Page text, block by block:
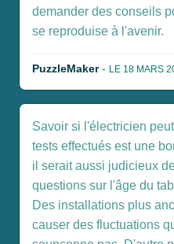
demander des conseils
se reproduise à l'avenir.
PuzzleMaker- LE 18 MARS
Savoir si l'électricien
tests effectués est une
il serait aussi judicieux
questions sur l'âge du
Des installations plus
causer des fluctuations